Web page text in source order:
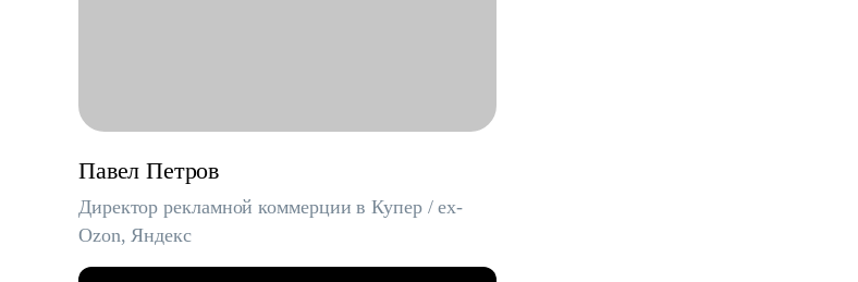
Павел Петров
Директор рекламной коммерции в Купер / ex-
Ozon, Яндекс